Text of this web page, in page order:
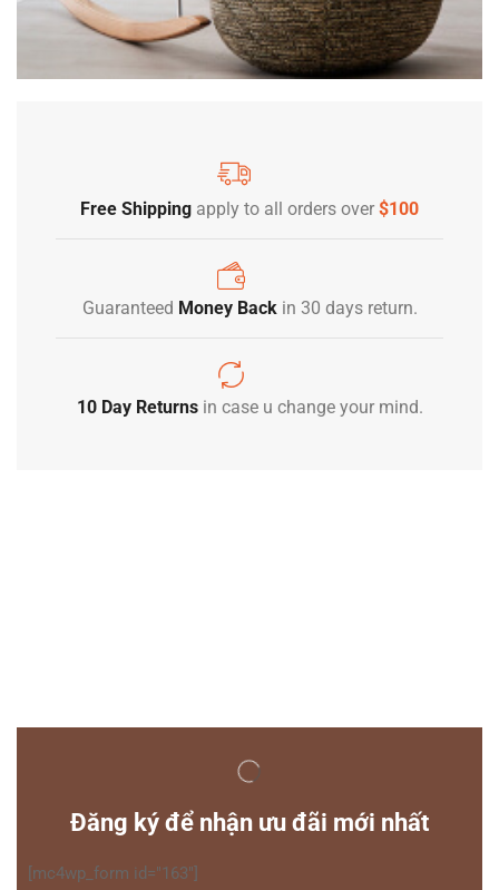
Free Shipping apply to all orders over $100
Guaranteed Money Backin 30 days return.
10 Day Returnsin case u change your mind.
Đăng ký để nhận ưu đãi mới nhất
[mc4wp_form id="163"]